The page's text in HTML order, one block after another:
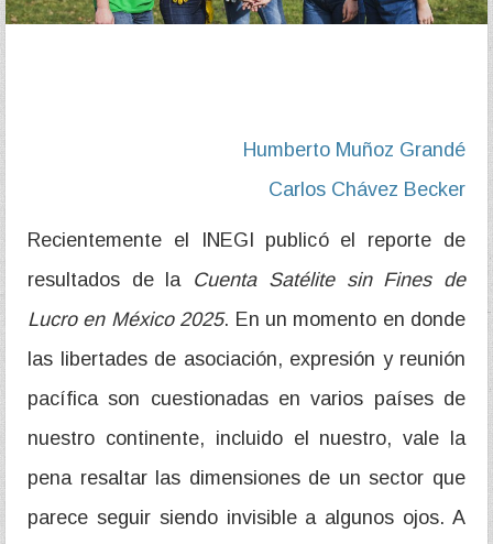
Humberto Muñoz Grandé
Carlos Chávez Becker
Recientemente el INEGI publicó el reporte de
resultados de la Cuenta Satélite sin Fines de
Lucro en México 2025. En un momento en donde
las libertades de asociación, expresión y reunión
pacífica son cuestionadas en varios países de
nuestro continente, incluido el nuestro, vale la
pena resaltar las dimensiones de un sector que
parece seguir siendo invisible a algunos ojos. A